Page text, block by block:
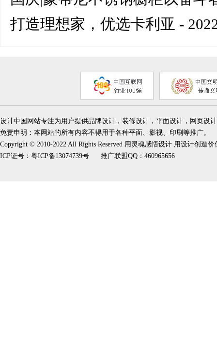
打造理想家，优选卡利亚 -
设计中国网站专注为用户提供品牌设计，装修设计，平面设计，网页设
免责申明：本网站的所有内容不得用于各种平面、影视、印刷等推广。
Copyright © 2010-2022 All Rights Reserved 用灵魂感悟设计 用设计创造
ICP证号： 粤ICP备13074739号 推广联盟QQ：460965656